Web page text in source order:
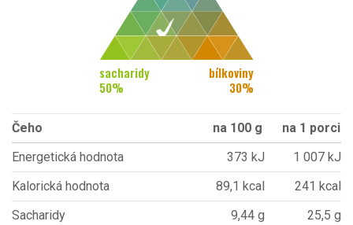
sacharidy
50%
bílkoviny
30%
Čeho na 100 g
na 1 porci
Energetická hodnota
373 kJ
1 007 kJ
Kalorická hodnota
89,1 kcal
241 kcal
Sacharidy
9,44 g
25,5 g